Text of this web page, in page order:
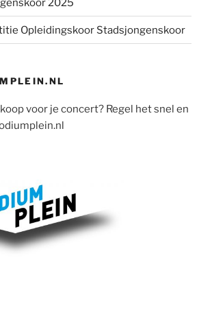
2025
Opleidingskoor Stadsjongenskoor
voor je concert? Regel het snel en